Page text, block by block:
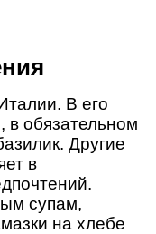
В его
в обязательном
Другие
в
супам,
на хлебе